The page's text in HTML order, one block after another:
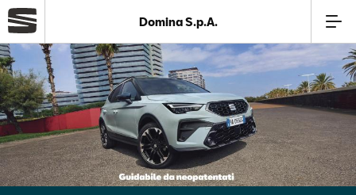
Azienda
Modelli
Offerte
Domina S.p.A.